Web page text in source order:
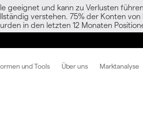
geeignet und kann zu Verlusten
verstehen. 75% der Konten
in den letzten 12 Monaten
und Tools Über uns Marktanalyse